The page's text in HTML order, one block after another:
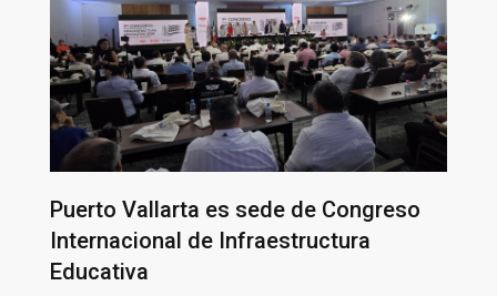
Puerto Vallarta es sede de Congreso
Internacional de Infraestructura
Educativa